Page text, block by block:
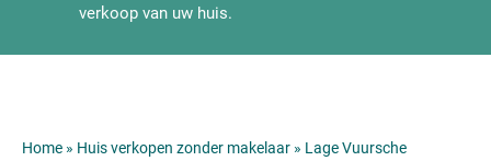
verkoop van uw huis.
Home » Huis verkopen zonder makelaar » Lage Vuursche